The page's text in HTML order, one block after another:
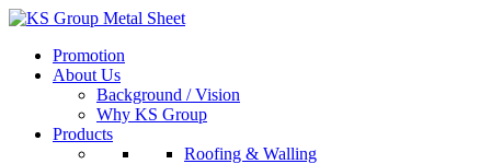
Skip
contentPromotion
About Us
Background / Vision
Why KS Group
Products
Roofing & Walling